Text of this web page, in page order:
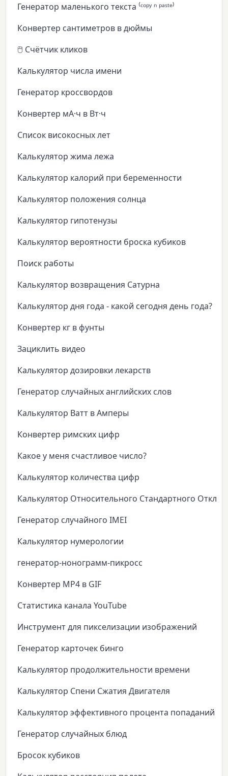
Генератор маленького текста ⁽ᶜᵒᵖʸ ⁿ ᵖᵃˢᵗᵉ⁾
Конвертер сантиметров в дюймы
🖱️ Счётчик кликов
Калькулятор числа имени
Генератор кроссвордов
Конвертер мА·ч в Вт·ч
Список високосных лет
Калькулятор жима лежа
Калькулятор калорий при беременности
Калькулятор положения солнца
Калькулятор гипотенузы
Калькулятор вероятности броска кубиков
Поиск работы
Калькулятор возвращения Сатурна
Калькулятор дня года - какой сегодня день года?
Конвертер кг в фунты
Зациклить видео
Калькулятор дозировки лекарств
Генератор случайных английских слов
Калькулятор Ватт в Амперы
Конвертер римских цифр
Какое у меня счастливое число?
Калькулятор количества цифр
Калькулятор Относительного Стандартного
Генератор случайного IMEI
Калькулятор нумерологии
генератор-нонограмм-пикросс
Конвертер MP4 в GIF
Статистика канала YouTube
Инструмент для пикселизации изображений
Генератор карточек бинго
Калькулятор продолжительности времени
Калькулятор Спени Сжатия Двигателя
Калькулятор эффективного процента попаданий
Генератор случайных блюд
Бросок кубиков